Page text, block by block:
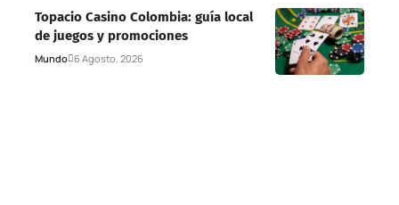
Topacio Casino Colombia: guía local
de juegos y promociones
Mundo 6 Agosto, 2026